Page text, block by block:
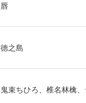
唇
徳之島
鬼束ちひろ、椎名林檎